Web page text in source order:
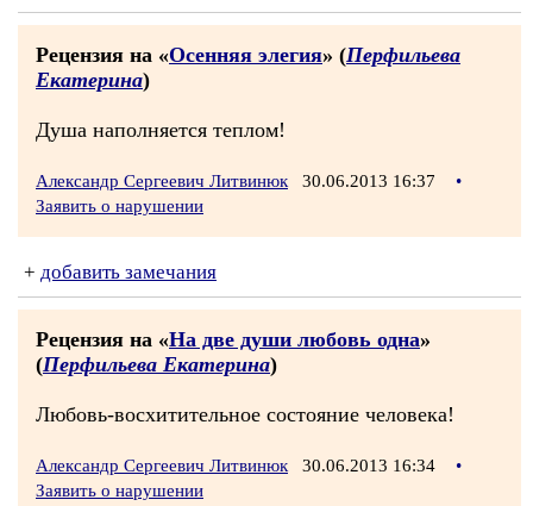
Рецензия на «Осенняя элегия» (Перфильева
Екатерина)
Душа наполняется теплом!
Александр Сергеевич Литвинюк 30.06.2013 16:37
•
Заявить о нарушении
+ добавить замечания
Рецензия на «На две души любовь одна»
(Перфильева Екатерина)
Любовь-восхитительное состояние человека!
Александр Сергеевич Литвинюк 30.06.2013 16:34
•
Заявить о нарушении